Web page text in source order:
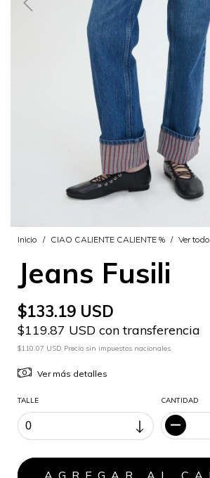
Inicio / CIAO CALIENTE CALIENTE % / Ver todo
Jeans Fusili
$133.19 USD
$119.87 USD con transferencia
$110.07 USD Precio sin impuestos nacionales
Ver más detalles
TALLE CANTIDAD